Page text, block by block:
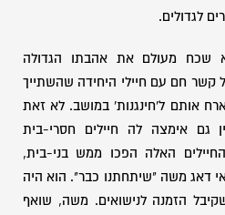
לגדולים.
שכח מעולם את אהבתו הגדולה
קשר חם עם חיילי היחידה שהשתייך
אותם ל'חינגנות' במושב. לא זאת
גם אימצה לה חיילים חסרי-בית
האלה הפכו ממש בני-בית,
דאג משה "שיתחתנו כבר". הוא היה
הזמנה לנישואים. משה, שואף